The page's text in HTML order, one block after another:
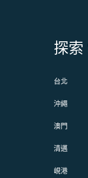
探索
台北
沖繩
澳門
清邁
峴港